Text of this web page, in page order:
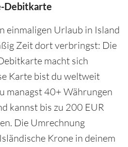
Debitkarte
einmaligen Urlaub in Island
Zeit dort verbringst: Die
macht sich
Karte bist du weltweit
managst 40+ Währungen
kannst bis zu 200 EUR
Die Umrechnung
Krone in deinem